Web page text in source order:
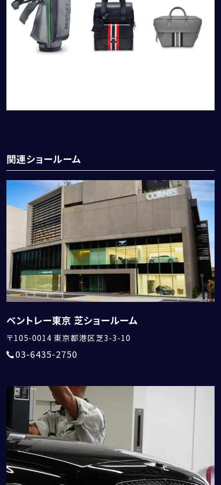
個人情報保護方針
特定商取引法に基づく表記
勧誘方針
関連ショールーム
ベントレー東京 芝ショールーム
〒105-0014 東京都港区芝3-3-10
03-6435-2750